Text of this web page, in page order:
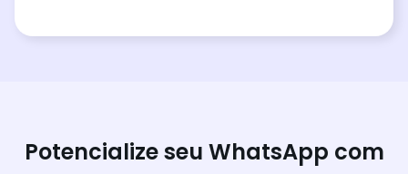
Potencialize seu WhatsApp com